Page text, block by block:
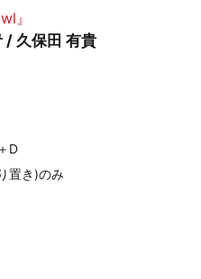
』
/ 久保田 有貴
D
置き)のみ